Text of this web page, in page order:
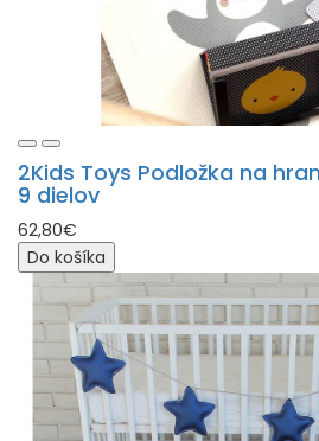
2Kids Toys Podložka na
9 dielov
62,80€
Do košíka